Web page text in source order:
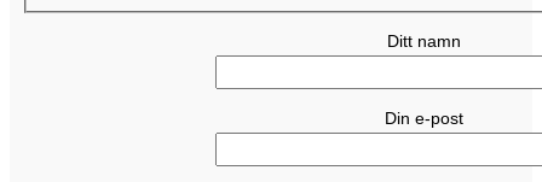
Ditt namn
Din e-post